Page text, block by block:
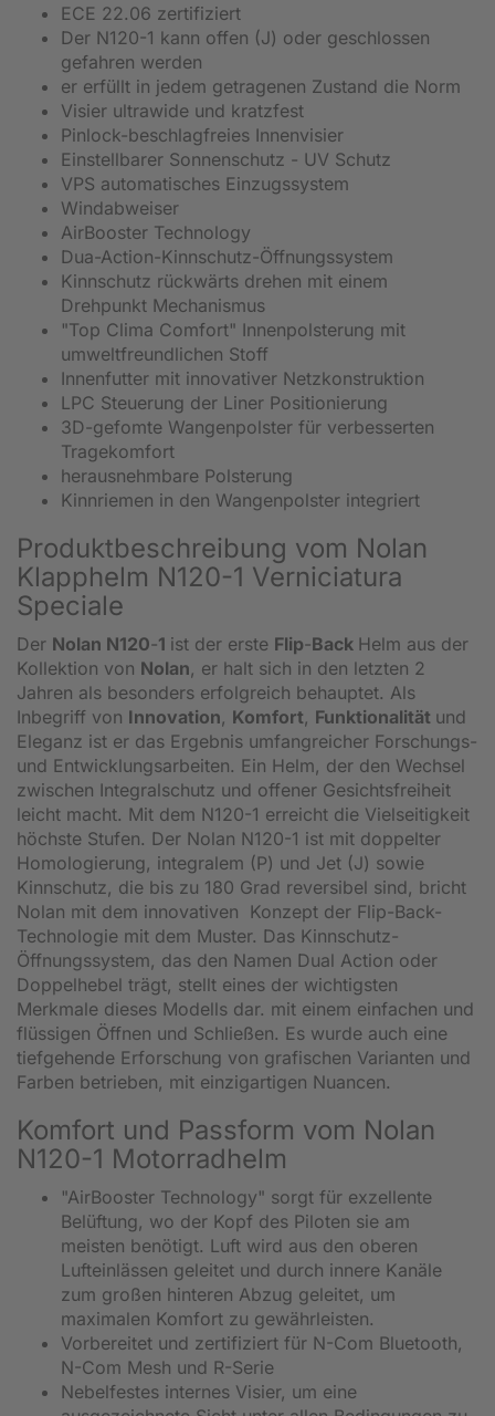
ECE 22.06 zertifiziert
Der N120-1 kann offen (J) oder geschlossen
gefahren werden
er erfüllt in jedem getragenen Zustand die Norm
Visier ultrawide und kratzfest
Pinlock-beschlagfreies Innenvisier
Einstellbarer Sonnenschutz - UV Schutz
VPS automatisches Einzugssystem
Windabweiser
AirBooster Technology
Dua-Action-Kinnschutz-Öffnungssystem
Kinnschutz rückwärts drehen mit einem
Drehpunkt Mechanismus
"Top Clima Comfort" Innenpolsterung mit
umweltfreundlichen Stoff
Innenfutter mit innovativer Netzkonstruktion
LPC Steuerung der Liner Positionierung
3D-gefomte Wangenpolster für verbesserten
Tragekomfort
herausnehmbare Polsterung
Kinnriemen in den Wangenpolster integriert
Produktbeschreibung vom Nolan
Klapphelm N120-1 Verniciatura
Speciale
Der Nolan N120-1 ist der erste Flip-Back Helm aus der
Kollektion von Nolan, er halt sich in den letzten 2
Jahren als besonders erfolgreich behauptet. Als
Inbegriff von Innovation, Komfort, Funktionalität und
Eleganz ist er das Ergebnis umfangreicher Forschungs-
und Entwicklungsarbeiten. Ein Helm, der den Wechsel
zwischen Integralschutz und offener Gesichtsfreiheit
leicht macht. Mit dem N120-1 erreicht die Vielseitigkeit
höchste Stufen. Der Nolan N120-1 ist mit doppelter
Homologierung, integralem (P) und Jet (J) sowie
Kinnschutz, die bis zu 180 Grad reversibel sind, bricht
Nolan mit dem innovativen Konzept der Flip-Back-
Technologie mit dem Muster. Das Kinnschutz-
Öffnungssystem, das den Namen Dual Action oder
Doppelhebel trägt, stellt eines der wichtigsten
Merkmale dieses Modells dar. mit einem einfachen und
flüssigen Öffnen und Schließen. Es wurde auch eine
tiefgehende Erforschung von grafischen Varianten und
Farben betrieben, mit einzigartigen Nuancen.
Komfort und Passform vom Nolan
N120-1 Motorradhelm
"AirBooster Technology" sorgt für exzellente
Belüftung, wo der Kopf des Piloten sie am
meisten benötigt. Luft wird aus den oberen
Lufteinlässen geleitet und durch innere Kanäle
zum großen hinteren Abzug geleitet, um
maximalen Komfort zu gewährleisten.
Vorbereitet und zertifiziert für N-Com Bluetooth,
N-Com Mesh und R-Serie
Nebelfestes internes Visier, um eine